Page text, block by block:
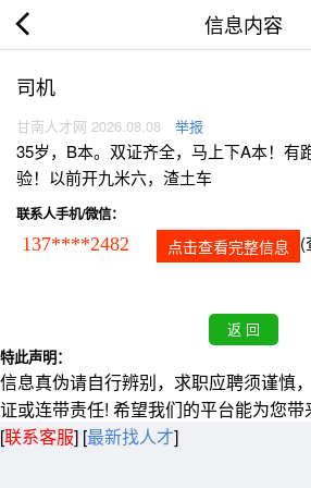
信息内容
司机
甘南人才网 2026.08.08 举报
35岁，B本。双证齐全，马上下A本！有
验！以前开九米六，渣土车
联系人手机/微信：
137****2482 点击查看完整信息 (
特此声明：
信息真伪请自行辨别，求职应聘须谨慎
证或连带责任! 希望我们的平台能为您带
[联系客服] [最新找人才]